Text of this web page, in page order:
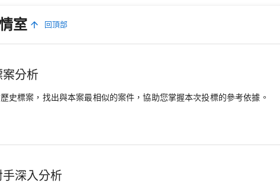
室 回頂部
分析
史標案，找出與本案最相似的案件，協助您掌握本次投標的參考依據。
深入分析